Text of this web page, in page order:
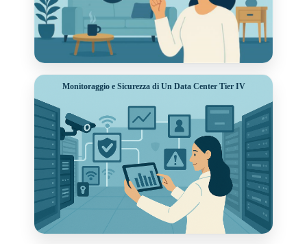
Monitoraggio e Sicurezza di Un Data Center Tier IV